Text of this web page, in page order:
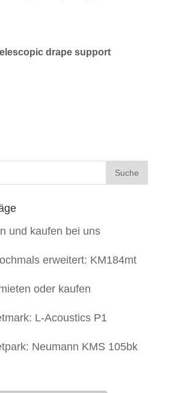
drape support
und kaufen bei uns
erweitert: KM184mt
oder kaufen
L-Acoustics P1
Neumann KMS 105bk